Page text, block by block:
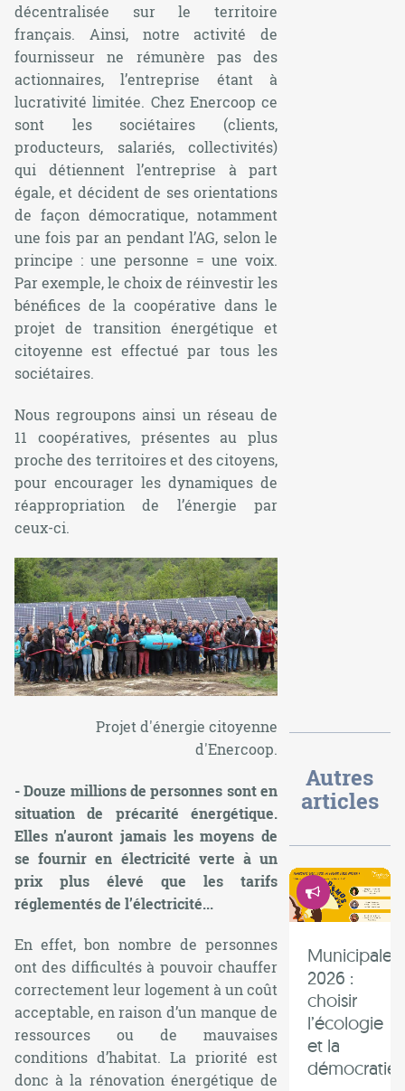
décentralisée sur le territoire
français. Ainsi, notre activité de
fournisseur ne rémunère pas des
actionnaires, l’entreprise étant à
lucrativité limitée. Chez Enercoop ce
sont les sociétaires (clients,
producteurs, salariés, collectivités)
qui détiennent l’entreprise à part
égale, et décident de ses orientations
de façon démocratique, notamment
une fois par an pendant l’AG, selon le
principe : une personne = une voix.
Par exemple, le choix de réinvestir les
bénéfices de la coopérative dans le
projet de transition énergétique et
citoyenne est effectué par tous les
sociétaires.
Nous regroupons ainsi un réseau de
11 coopératives, présentes au plus
proche des territoires et des citoyens,
pour encourager les dynamiques de
réappropriation de l’énergie par
ceux-ci.
Projet d'énergie citoyenne
d'Enercoop.
- Douze millions de personnes sont en
situation de précarité énergétique.
Elles n’auront jamais les moyens de
se fournir en électricité verte à un
prix plus élevé que les tarifs
réglementés de l’électricité...
En effet, bon nombre de personnes
ont des difficultés à pouvoir chauffer
correctement leur logement à un coût
acceptable, en raison d’un manque de
ressources ou de mauvaises
conditions d’habitat. La priorité est
donc à la rénovation énergétique de
Autres
articles
Municipales
2026 :
choisir
l’écologie
et la
démocratie